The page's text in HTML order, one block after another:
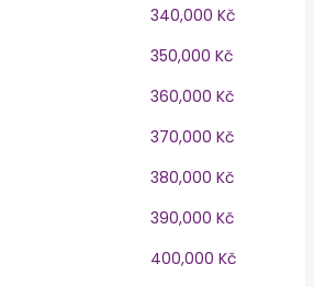
340,000 Kč
350,000 Kč
360,000 Kč
370,000 Kč
380,000 Kč
390,000 Kč
400,000 Kč